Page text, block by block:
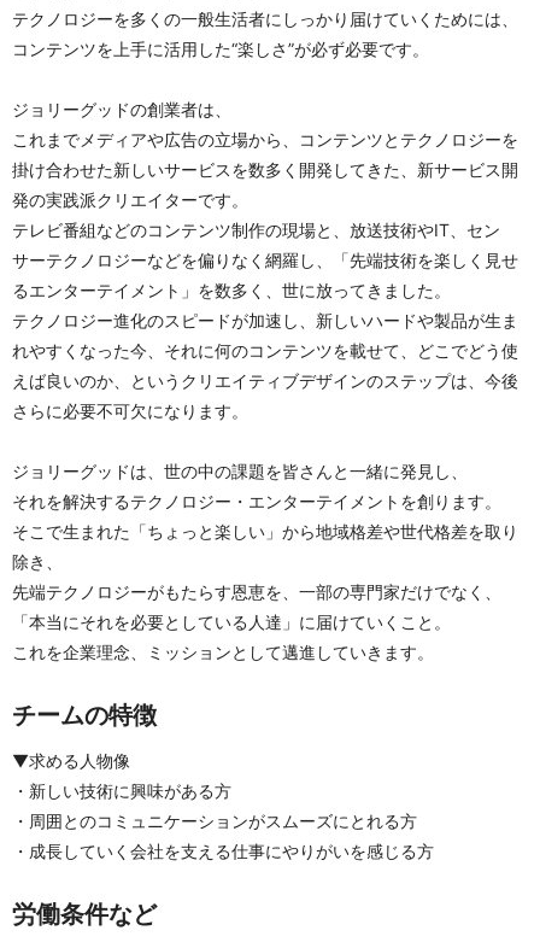
テクノロジーを多くの一般生活者にしっかり届けていくためには、
コンテンツを上手に活用した“楽しさ”が必ず必要です。
ジョリーグッドの創業者は、
これまでメディアや広告の立場から、コンテンツとテクノロジーを
掛け合わせた新しいサービスを数多く開発してきた、新サービス開
発の実践派クリエイターです。
テレビ番組などのコンテンツ制作の現場と、放送技術やIT、セン
サーテクノロジーなどを偏りなく網羅し、「先端技術を楽しく見せ
るエンターテイメント」を数多く、世に放ってきました。
テクノロジー進化のスピードが加速し、新しいハードや製品が生ま
れやすくなった今、それに何のコンテンツを載せて、どこでどう使
えば良いのか、というクリエイティブデザインのステップは、今後
さらに必要不可欠になります。
ジョリーグッドは、世の中の課題を皆さんと一緒に発見し、
それを解決するテクノロジー・エンターテイメントを創ります。
そこで生まれた「ちょっと楽しい」から地域格差や世代格差を取り
除き、
先端テクノロジーがもたらす恩恵を、一部の専門家だけでなく、
「本当にそれを必要としている人達」に届けていくこと。
これを企業理念、ミッションとして邁進していきます。
チームの特徴
▼求める人物像
・新しい技術に興味がある方
・周囲とのコミュニケーションがスムーズにとれる方
・成長していく会社を支える仕事にやりがいを感じる方
労働条件など